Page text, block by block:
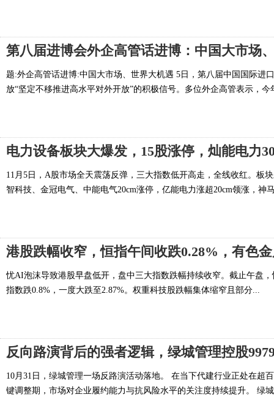
第八届进博会外企高管话进博：中国大市场
题:外企高管话进博:中国大市场、世界大机遇 5日，第八届中国国际进
放“坚定不移推进高水平对外开放”的积极信号。多位外企高管表示，今
电力设备板块大爆发，15股涨停，灿能电力
11月5日，A股市场全天震荡反弹，三大指数低开高走，全线收红。板
智科技、金冠电气、中能电气20cm涨停，亿能电力涨超20cm领涨，神
港股跌幅收窄，恒指午间收跌0.28%，有色
忧AI泡沫导致港股早盘低开，盘中三大指数跌幅持续收窄。截止午盘
指数跌0.8%，一度大跌至2.87%。权重科技股跌幅集体缩窄且部分...
反向路演背后的强者逻辑，绿城管理控股
10月31日，绿城管理一场反路演活动落地。 在当下代建行业正处在
键调整期，市场对企业履约能力与抗风险水平的关注度持续提升。 绿